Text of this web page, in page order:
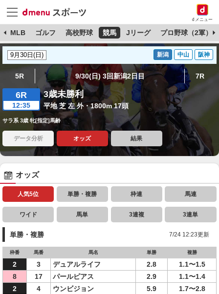
dメニュー
MLB ゴルフ 高校野球 競馬 Jリーグ プロ野球（2軍）
新潟 中山 阪神
5R 9/30(日) 3回新潟2日目 7R
6R
12:35
3歳未勝利
平地 芝 左 外・1800m 17頭
サラ系 3歳 牝[指定]馬齢
データ分析 オッズ 結果
オッズ
人気5位 単勝・複勝 枠連 馬連
ワイド 馬単 3連複 3連単
単勝・複勝 7/24 12:23更新
枠番 馬番 馬名 単勝 複勝
2 3 デュアルライフ 2.8
1.1〜1.5
8
17 パールピアス 2.9
1.1〜1.4
2
4 ウンビジョン 5.9
1.7〜2.8